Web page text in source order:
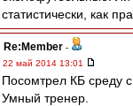
статистически, как
Re:Member -
22 май 2014 13:01
Посомтрел КБ среду
Умный тренер.